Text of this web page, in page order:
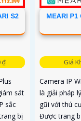
S2
₫
sát
sắc
bị
MEARI P1
Giá
Camera IP
là giải pháp
gũi với thú
Được trang